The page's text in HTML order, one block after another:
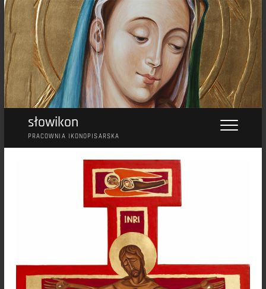
Przejdź
do
treści
słowikon
PRACOWNIA IKONOPISARSKA